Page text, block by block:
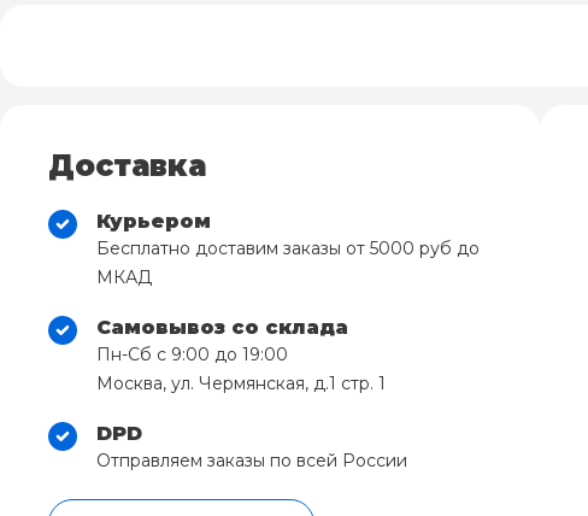
Доставка
Курьером
Бесплатно доставим заказы от 5000 руб до
МКАД
Самовывоз со склада
Пн-Сб с 9:00 до 19:00
Москва, ул. Чермянская, д.1 стр. 1
DPD
Отправляем заказы по всей России